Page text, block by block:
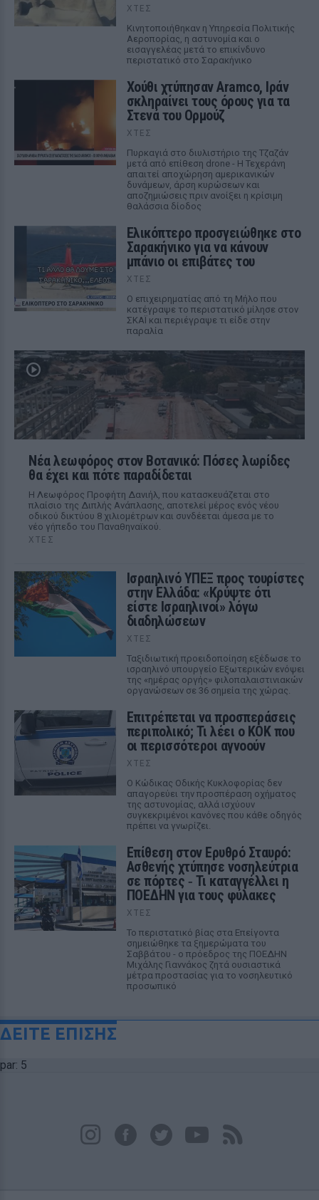
ΧΤΕΣ
Κινητοποιήθηκαν η Υπηρεσία Πολιτικής
Αεροπορίας, η αστυνομία και ο
εισαγγελέας μετά το επικίνδυνο
περιστατικό στο Σαρακήνικο
Χούθι χτύπησαν Aramco, Ιράν
σκληραίνει τους όρους για τα
Στενά του Ορμούζ
ΧΤΕΣ
Πυρκαγιά στο διυλιστήριο της Τζαζάν
μετά από επίθεση drone - Η Τεχεράνη
απαιτεί αποχώρηση αμερικανικών
δυνάμεων, άρση κυρώσεων και
αποζημιώσεις πριν ανοίξει η κρίσιμη
θαλάσσια δίοδος
Ελικόπτερο προσγειώθηκε στο
Σαρακήνικο για να κάνουν
μπάνιο οι επιβάτες του
ΧΤΕΣ
Ο επιχειρηματίας από τη Μήλο που
κατέγραψε το περιστατικό μίλησε στον
ΣΚΑΪ και περιέγραψε τι είδε στην
παραλία
Νέα λεωφόρος στον Βοτανικό: Πόσες λωρίδες
θα έχει και πότε παραδίδεται
Η Λεωφόρος Προφήτη Δανιήλ, που κατασκευάζεται στο
πλαίσιο της Διπλής Ανάπλασης, αποτελεί μέρος ενός νέου
οδικού δικτύου 8 χιλιομέτρων και συνδέεται άμεσα με το
νέο γήπεδο του Παναθηναϊκού.
ΧΤΕΣ
Ισραηλινό ΥΠΕΞ προς τουρίστες
στην Ελλάδα: «Κρύψτε ότι
είστε Ισραηλινοί» λόγω
διαδηλώσεων
ΧΤΕΣ
Ταξιδιωτική προειδοποίηση εξέδωσε το
ισραηλινό υπουργείο Εξωτερικών ενόψει
της «ημέρας οργής» φιλοπαλαιστινιακών
οργανώσεων σε 36 σημεία της χώρας.
Επιτρέπεται να προσπεράσεις
περιπολικό; Τι λέει ο ΚΟΚ που
οι περισσότεροι αγνοούν
ΧΤΕΣ
Ο Κώδικας Οδικής Κυκλοφορίας δεν
απαγορεύει την προσπέραση οχήματος
της αστυνομίας, αλλά ισχύουν
συγκεκριμένοι κανόνες που κάθε οδηγός
πρέπει να γνωρίζει.
Επίθεση στον Ερυθρό Σταυρό:
Ασθενής χτύπησε νοσηλεύτρια
σε πόρτες ‑ Τι καταγγέλλει η
ΠΟΕΔΗΝ για τους φύλακες
ΧΤΕΣ
Το περιστατικό βίας στα Επείγοντα
σημειώθηκε τα ξημερώματα του
Σαββάτου - ο πρόεδρος της ΠΟΕΔΗΝ
Μιχάλης Γιαννάκος ζητά ουσιαστικά
μέτρα προστασίας για το νοσηλευτικό
προσωπικό
ΔΕΙΤΕ ΕΠΙΣΗΣ
par: 5